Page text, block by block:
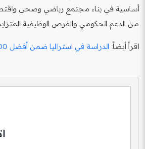
أساسية في بناء مجتمع رياضي وصحي
من الدعم الحكومي والفرص الوظيفية
اقرأ أيضاً: الدراسة في استراليا ضمن أفضل 100 جامعة عالمياً